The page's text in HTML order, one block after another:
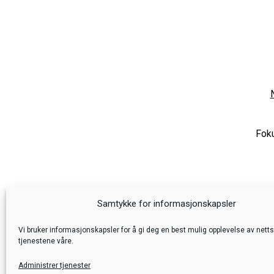
Samtykke for informasjonskapsler
Vi bruker informasjonskapsler for å gi deg en best mulig opplevelse av
tjenestene våre.
Administrer tjenester